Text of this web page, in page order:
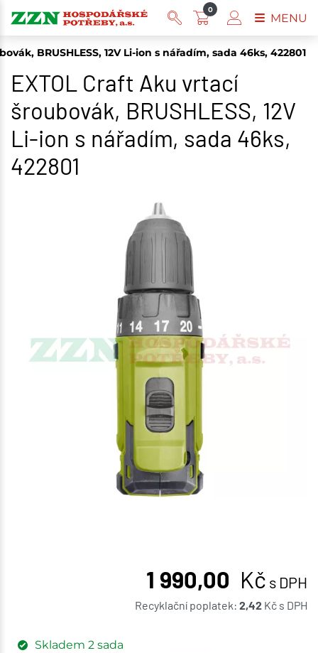
BRUSHLESS, 12V Li-ion s nářadím, sada 46ks, 422801
EXTOL Craft Aku vrtací
šroubovák, BRUSHLESS, 12V
Li-ion s nářadím, sada 46ks,
422801
1 990,00 Kč s DPH
Recyklační poplatek: 2,42 Kč s DPH
Skladem 2 sada
0
MENU